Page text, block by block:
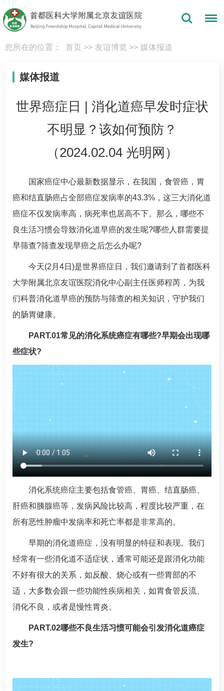
您所在的位置： 首页 >> 友谊博览 >> 媒体报道
媒体报道
世界癌症日 | 消化道癌早发时症状
不明显？该如何预防？
（2024.02.04 光明网）
国家癌症中心最新数据显示，在我国，食管癌，胃
癌和结直肠癌占全部癌症发病率的43.3%，这三大消化道
癌症不仅发病率高，病死率也居高不下。那么，哪些不
良生活习惯会导致消化道早癌的发生呢?哪些人群需要提
早筛查?筛查发现早癌之后怎么办呢?
今天(2月4日)是世界癌症日，我们邀请到了首都医科
大学附属北京友谊医院消化中心副主任医师程芮 ，为我
们科普消化道早癌的预防与筛查的相关知识，守护我们
的肠胃健康。
PART.01常见的消化系统癌症有哪些?早期会出现哪
些症状?
消化系统癌症主要包括食管癌、胃癌、结直肠癌、
肝癌和胰腺癌等，发病风险比较高，程度比较严重，在
所有恶性肿瘤中发病率和死亡率都是非常高的。
早期的消化道癌症，没有明显的特征和表现。我们
经常有一些消化道不适症状，通常可能还是跟消化功能
不好有很大的关系，如反酸、烧心或有一些胃部的不
适，大多数会跟一些功能性疾病相关，如胃食管反流、
消化不良，或者是慢性胃炎。
PART.02哪些不良生活习惯可能会引发消化道癌症
发生?